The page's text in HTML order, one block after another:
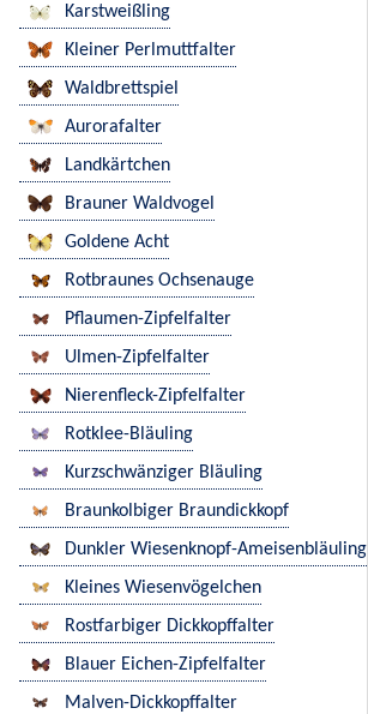
Karstweißling
Kleiner Perlmuttfalter
Waldbrettspiel
Aurorafalter
Landkärtchen
Brauner Waldvogel
Goldene Acht
Rotbraunes Ochsenauge
Pflaumen-Zipfelfalter
Ulmen-Zipfelfalter
Nierenfleck-Zipfelfalter
Rotklee-Bläuling
Kurzschwänziger Bläuling
Braunkolbiger Braundickkopf
Dunkler Wiesenknopf-Ameisenbläuling
Kleines Wiesenvögelchen
Rostfarbiger Dickkopffalter
Blauer Eichen-Zipfelfalter
Malven-Dickkopffalter